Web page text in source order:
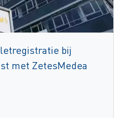
bij
met ZetesMedea